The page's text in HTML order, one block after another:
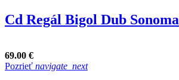
Cd Regál Bigol Dub Sonoma
69.00 €
Pozrieť navigate_next